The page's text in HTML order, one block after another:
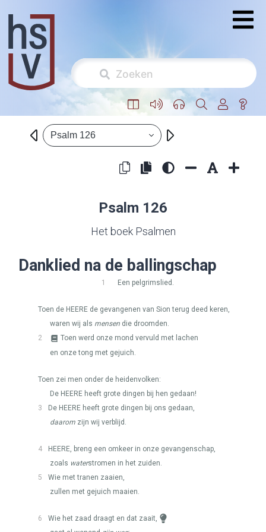
Psalm 126
Psalm 126
Het boek Psalmen
Danklied na de ballingschap
1 Een pelgrimslied.
Toen de HEERE de gevangenen van Sion terug deed keren,
waren wij als mensen die droomden.
2
Toen werd onze mond vervuld met lachen
en onze tong met gejuich.
Toen zei men onder de heidenvolken:
De HEERE heeft grote dingen bij hen gedaan!
3
De HEERE heeft grote dingen bij ons gedaan,
daarom zijn wij verblijd.
4 HEERE, breng een omkeer in onze gevangenschap,
zoals waterstromen in het zuiden.
5
Wie met tranen zaaien,
zullen met gejuich maaien.
6
Wie het zaad draagt en dat zaait,